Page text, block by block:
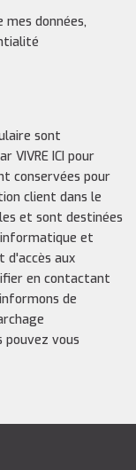
données,
sont
VIVRE ICI pour
conservées pour
client dans le
et sont destinées
et
d'accès aux
en contactant
de
pouvez vous